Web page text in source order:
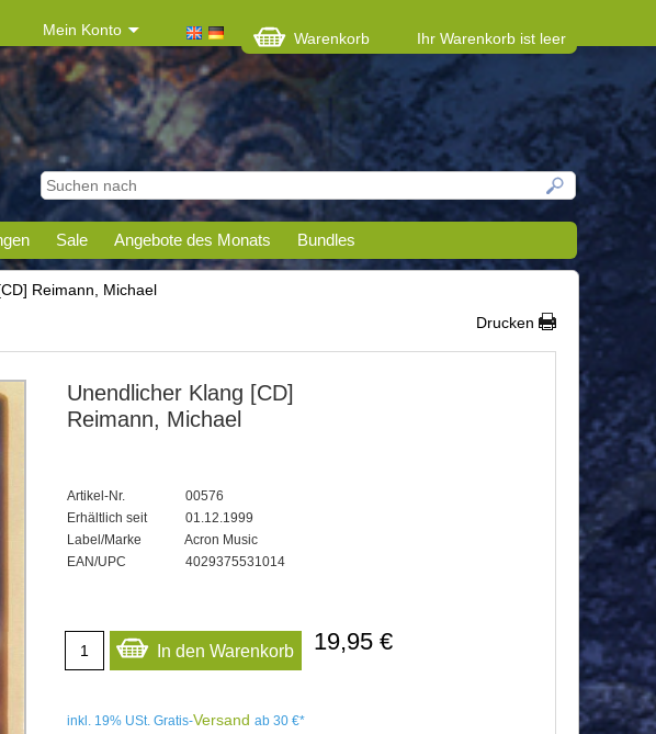
Mein Konto Warenkorb Ihr Warenkorb ist leer
Sale Angebote des Monats Bundles
Reimann, Michael
Drucken
Unendlicher Klang [CD]
Reimann, Michael
Artikel-Nr.
00576
Erhältlich seit
01.12.1999
Label/Marke
Acron Music
EAN/UPC
4029375531014
In den Warenkorb 19,95 €
inkl. 19% USt. Gratis-Versand ab 30 €*